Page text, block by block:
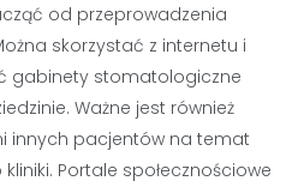
od przeprowadzenia
skorzystać z internetu i
gabinety stomatologiczne
Ważne jest również
innych pacjentów na temat
Portale społecznościowe